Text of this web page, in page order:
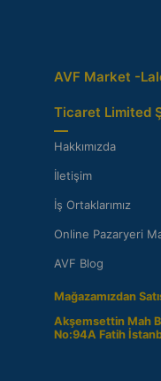
AVF Market -
Ticaret Limited
Hakkımızda
İletişim
İş Ortaklarımız
Online Pazaryeri
AVF Blog
Mağazamızdan
Akşemsettin Mah
No:94A Fatih